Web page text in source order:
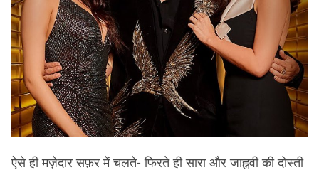
ऐसे ही मज़ेदार सफ़र में चलते- फिरते ही सारा और जाह्नवी की दोस्ती